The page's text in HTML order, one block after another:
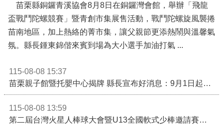
苗栗縣銅鑼青溪協會8月8日在銅鑼灣會館，舉辦「飛龍
盃戰鬥陀螺競賽」暨青創市集展售活動，戰鬥陀螺旋風襲捲
苗南地區，加上熱絡的菁市集，讓父親節更添熱鬧與溫馨氣
氛。縣長鍾東錦偕來賓到場為大小選手加油打氣 ...
115-08-08 15:37
苗栗親子館暨托嬰中心揭牌 縣長宣布好消息：9月1日起調降臨時托嬰費用
115-08-08 13:59
第二屆台灣火星人棒球大會暨U13全國軟式少棒邀請賽在苗栗舉辦